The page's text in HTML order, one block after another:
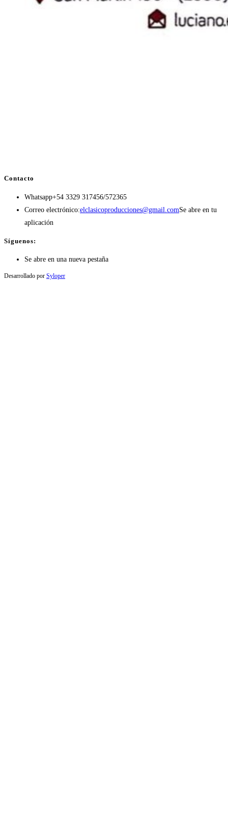
Contacto
Whatsapp+54 3329 317456/572365
Correo electrónico:elclasicoproducciones@gmail.comSe abre en tu
aplicación
Síguenos:
Se abre en una nueva pestaña
Desarrollado por Syloper